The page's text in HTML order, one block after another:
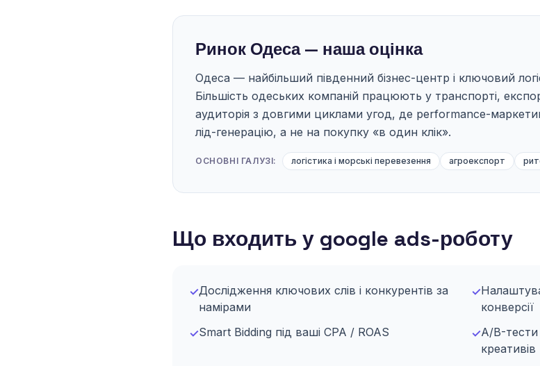
Ринок Одеса — наша оцінка
Одеса — найбільший південний бізнес-центр і ключовий
Більшість одеських компаній працюють у транспорті,
аудиторія з довгими циклами угод, де performance-
лід-генерацію, а не на покупку «в один клік».
ОСНОВНІ ГАЛУЗІ: логістика і морські перевезення агроекспорт
Що входить у google ads-роботу
✓Дослідження ключових слів і конкурентів за
намірами
✓
конверсії
✓Smart Bidding під ваші CPA / ROAS ✓A/B-тести
креативів